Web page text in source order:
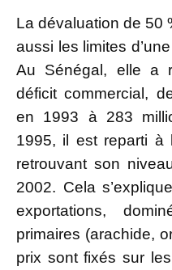
La dévaluation de 50
aussi les limites
Au Sénégal, elle a
déficit commercial,
en 1993 à 283
1995, il est reparti à
retrouvant son
2002. Cela
exportations,
primaires (arachide,
prix sont fixés sur